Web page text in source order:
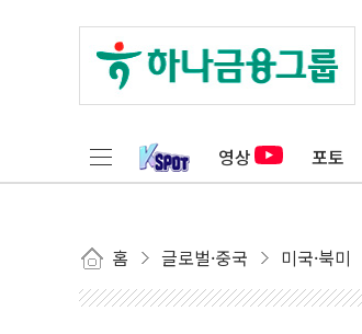
영상 포토
홈 글로벌·중국 미국·북미